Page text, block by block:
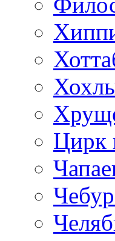
Цирк